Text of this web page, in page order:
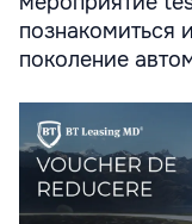
познакомиться
поколение